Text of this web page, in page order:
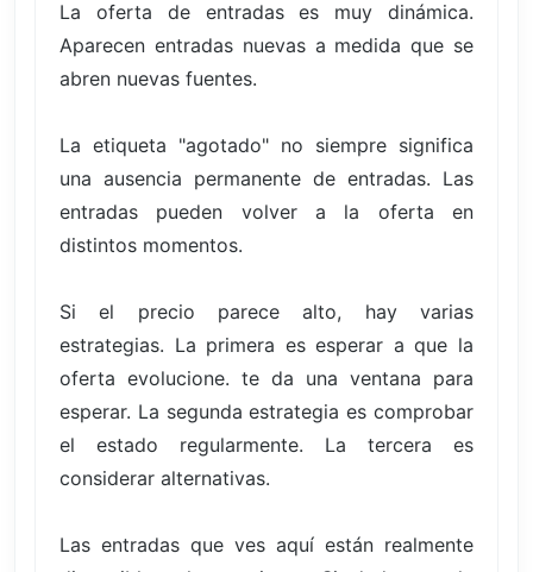
La oferta de entradas es muy dinámica.
Aparecen entradas nuevas a medida que se
abren nuevas fuentes.
La etiqueta "agotado" no siempre significa
una ausencia permanente de entradas. Las
entradas pueden volver a la oferta en
distintos momentos.
Si el precio parece alto, hay varias
estrategias. La primera es esperar a que la
oferta evolucione. te da una ventana para
esperar. La segunda estrategia es comprobar
el estado regularmente. La tercera es
considerar alternativas.
Las entradas que ves aquí están realmente